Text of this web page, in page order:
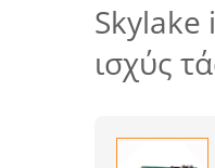
Skylake
ισχύς